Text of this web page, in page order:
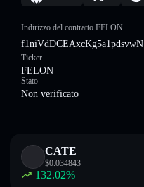
Indirizzo del contratto FELON
Ticker
FELON
Stato
Non verificato
CATE
$0.034843
132.02%